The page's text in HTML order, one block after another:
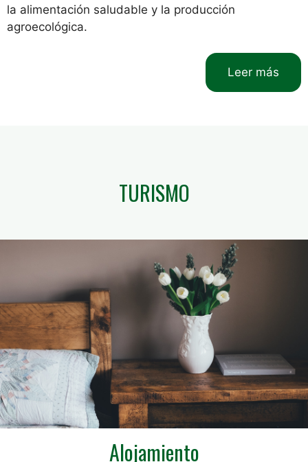
la alimentación saludable y la producción
agroecológica.
Leer más
TURISMO
Alojamiento